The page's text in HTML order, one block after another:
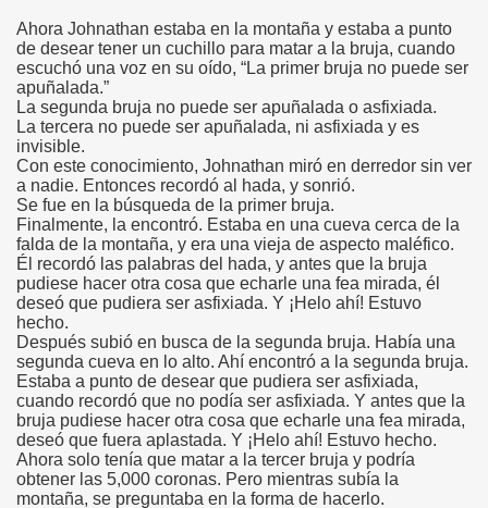
Ahora Johnathan estaba en la montaña y estaba a punto
de desear tener un cuchillo para matar a la bruja, cuando
escuchó una voz en su oído, “La primer bruja no puede ser
apuñalada.”
La segunda bruja no puede ser apuñalada o asfixiada.
La tercera no puede ser apuñalada, ni asfixiada y es
invisible.
Con este conocimiento, Johnathan miró en derredor sin ver
a nadie. Entonces recordó al hada, y sonrió.
Se fue en la búsqueda de la primer bruja.
Finalmente, la encontró. Estaba en una cueva cerca de la
falda de la montaña, y era una vieja de aspecto maléfico.
Él recordó las palabras del hada, y antes que la bruja
pudiese hacer otra cosa que echarle una fea mirada, él
deseó que pudiera ser asfixiada. Y ¡Helo ahí! Estuvo
hecho.
Después subió en busca de la segunda bruja. Había una
segunda cueva en lo alto. Ahí encontró a la segunda bruja.
Estaba a punto de desear que pudiera ser asfixiada,
cuando recordó que no podía ser asfixiada. Y antes que la
bruja pudiese hacer otra cosa que echarle una fea mirada,
deseó que fuera aplastada. Y ¡Helo ahí! Estuvo hecho.
Ahora solo tenía que matar a la tercer bruja y podría
obtener las 5,000 coronas. Pero mientras subía la
montaña, se preguntaba en la forma de hacerlo.